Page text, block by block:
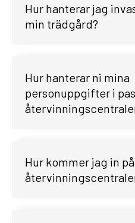
Hur hanterar jag
min trädgård?
Hur hanterar ni mina
personuppgifter i passersystemet på
Hur kommer jag in på